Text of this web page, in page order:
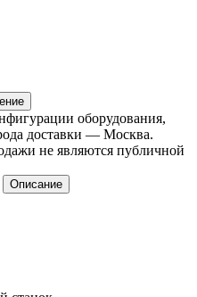
оборудования,
доставки — Москва.
не являются публичной
Описание